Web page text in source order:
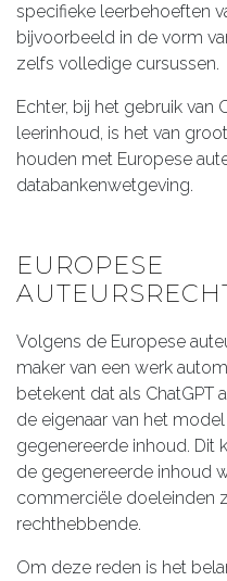
specifieke leerbehoeften
bijvoorbeeld in de vorm
zelfs volledige cursussen.
Echter, bij het gebruik van
leerinhoud, is het van
houden met Europese
databankenwetgeving.
EUROPESE
Volgens de Europese
maker van een werk
betekent dat als ChatGPT
de eigenaar van het
gegenereerde inhoud. Dit
de gegenereerde inhoud
commerciële doeleinden
rechthebbende.
Om deze reden is het